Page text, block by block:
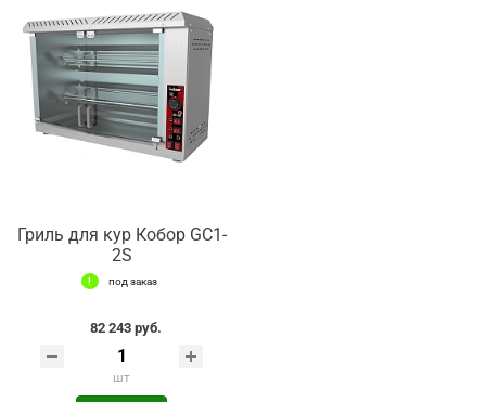
Гриль для кур Кобор GC1-
2S
под заказ
82 243 руб.
шт